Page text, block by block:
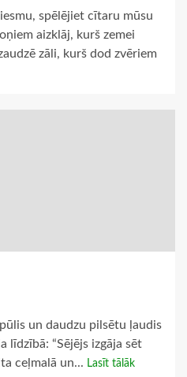
spēlējiet cītaru mūsu
aizklāj, kurš zemei
zāli, kurš dod zvēriem
un daudzu pilsētu ļaudis
līdzībā: “Sējējs izgāja sēt
ceļmalā un... Lasīt tālāk